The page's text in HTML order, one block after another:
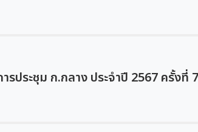
รประชุม ก.กลาง ประจำปี 2567 ครั้งที่